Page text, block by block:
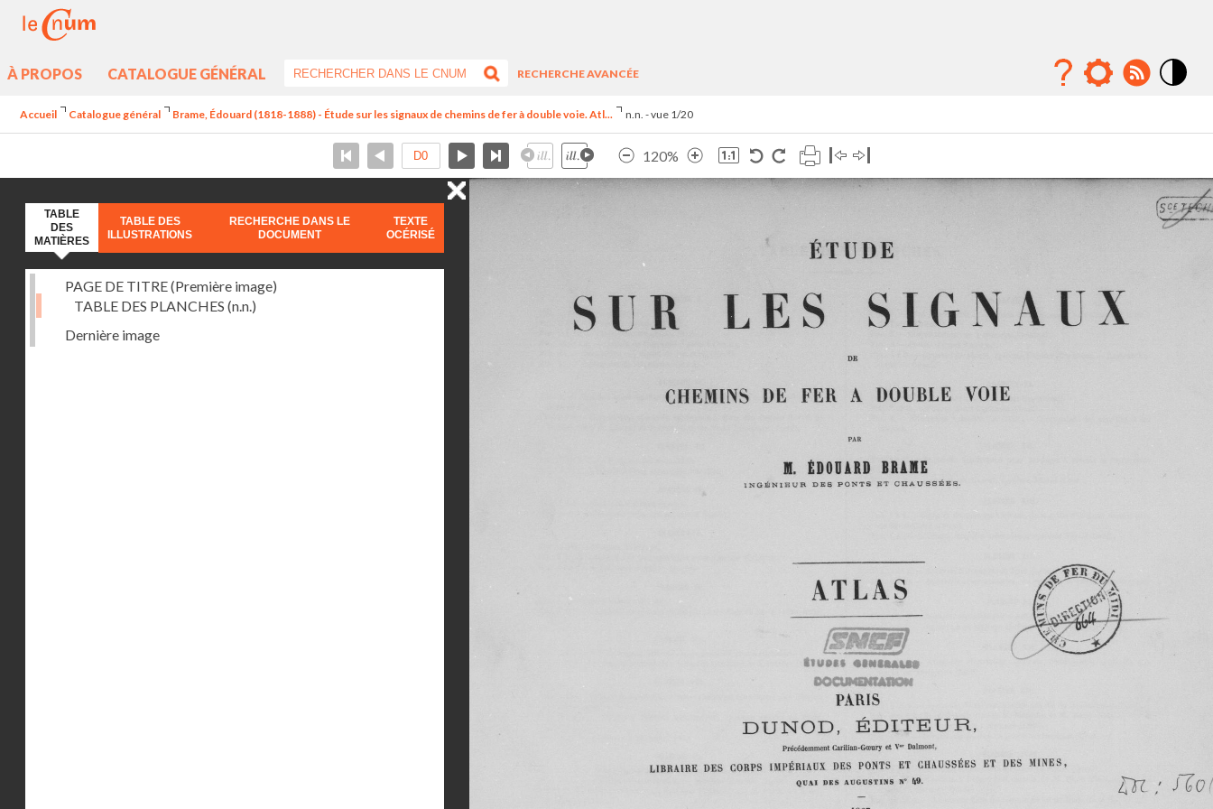
À PROPOS CATALOGUE GÉNÉRAL
RECHERCHE AVANCÉE
Accueil Catalogue général Brame, Édouard (1818-1888) - Étude sur les signaux de chemins de fer à double voie. Atl... n.n. - vue 1/20
120%
TABLE
DES
MATIÈRES
TABLE DES
ILLUSTRATIONS
RECHERCHE DANS LE
DOCUMENT
TEXTE
OCÉRISÉ
PAGE DE TITRE (Première image)
TABLE DES PLANCHES (n.n.)
Dernière image